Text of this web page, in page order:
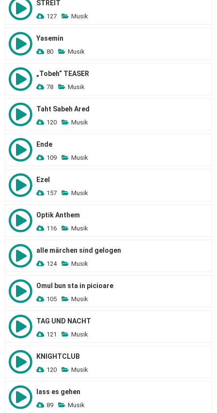
STREIT
127 Musik
Yasemin
80 Musik
„Tobeh“ TEASER
78 Musik
Taht Sabeh Ared
120 Musik
Ende
109 Musik
Ezel
157 Musik
Optik Anthem
116 Musik
alle märchen sind gelogen
124 Musik
Omul bun sta in picioare
105 Musik
TAG UND NACHT
121 Musik
KNIGHTCLUB
120 Musik
lass es gehen
89 Musik